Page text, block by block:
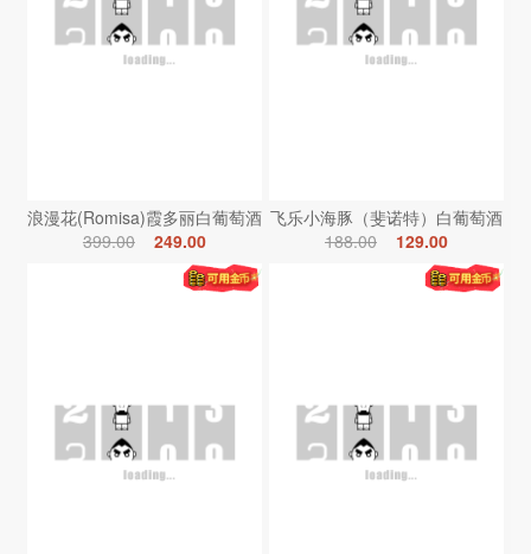
浪漫花(Romisa)霞多丽白葡萄酒
399.00
249.00
飞乐小海豚（斐诺特）白葡萄酒
188.00
129.00